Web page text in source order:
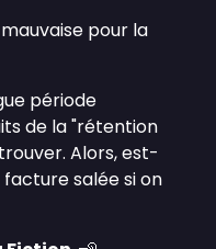
pour la
période
de la "rétention
Alors, est-
salée si on